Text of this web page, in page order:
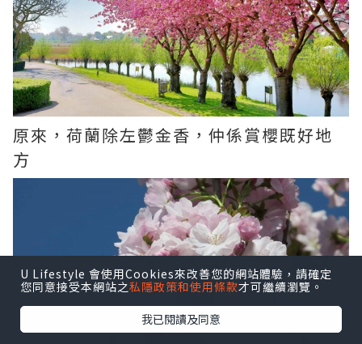
原來，荷蘭除左鬱金香，仲係賞櫻既好地
方
U Lifestyle 會使用Cookies來改善您的網站體驗，請確定
您同意接受本網站之私隱政策和使用條款才可繼續瀏覽。
我已閱讀及同意